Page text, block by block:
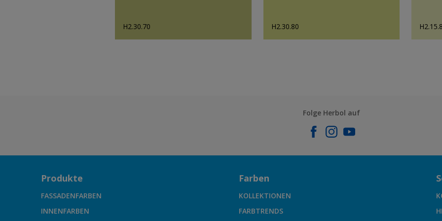
H2.30.70 H2.30.80
Folge Herbol auf
Produkte
FASSADENFARBEN
INNENFARBEN
Farben
KOLLEKTIONEN
FARBTRENDS